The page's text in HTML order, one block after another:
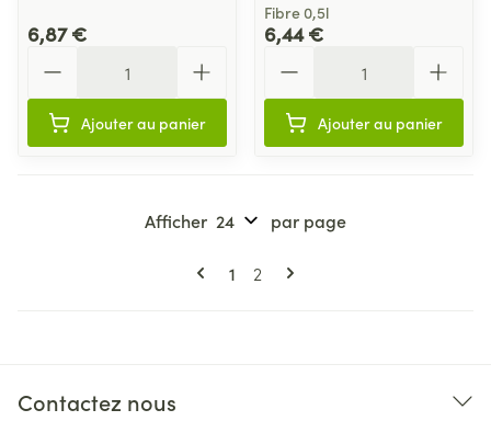
6,87 €
Ajouter au panier
Fibre 0,5l
6,44 €
Ajouter au panier
Pages
Vous lisez actuellement la page
1 Page
2
Afficher par page
Contactez nous